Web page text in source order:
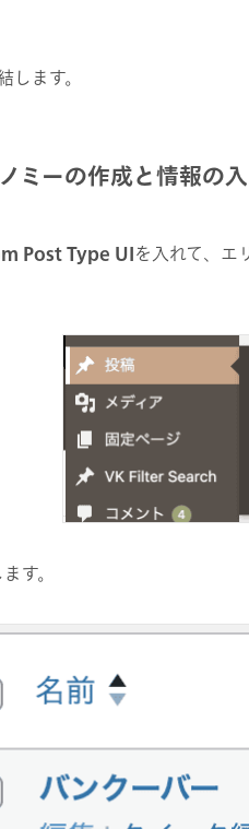
ます。
ミーの作成と情報の
Post Type UI を入れて、エ
す。